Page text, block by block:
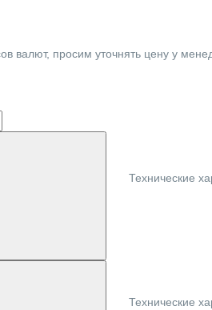
валют, просим уточнять цену у
Технические
Технические